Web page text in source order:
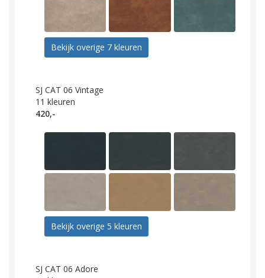
Bekijk overige 7 kleuren
SJ CAT 06 Vintage
11 kleuren
420,-
Bekijk overige 5 kleuren
SJ CAT 06 Adore